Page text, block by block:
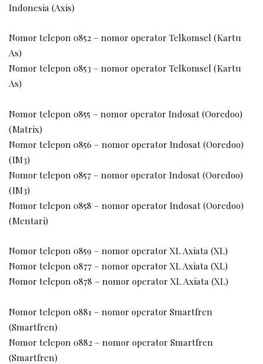
Indonesia (Axis)
Nomor telepon 0852 – nomor operator Telkomsel (Kartu
As)
Nomor telepon 0853 – nomor operator Telkomsel (Kartu
As)
Nomor telepon 0855 – nomor operator Indosat (Ooredoo)
(Matrix)
Nomor telepon 0856 – nomor operator Indosat (Ooredoo)
(IM3)
Nomor telepon 0857 – nomor operator Indosat (Ooredoo)
(IM3)
Nomor telepon 0858 – nomor operator Indosat (Ooredoo)
(Mentari)
Nomor telepon 0859 – nomor operator XL Axiata (XL)
Nomor telepon 0877 – nomor operator XL Axiata (XL)
Nomor telepon 0878 – nomor operator XL Axiata (XL)
Nomor telepon 0881 – nomor operator Smartfren
(Smartfren)
Nomor telepon 0882 – nomor operator Smartfren
(Smartfren)